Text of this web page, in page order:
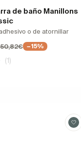
de baño Manillons
o de atornillar
50,82€ −15%
(1)